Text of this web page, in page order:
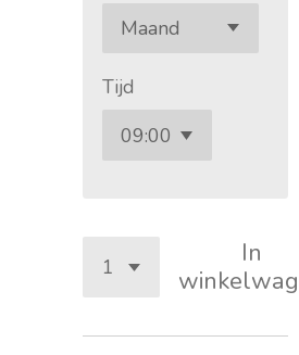
Tijd
In